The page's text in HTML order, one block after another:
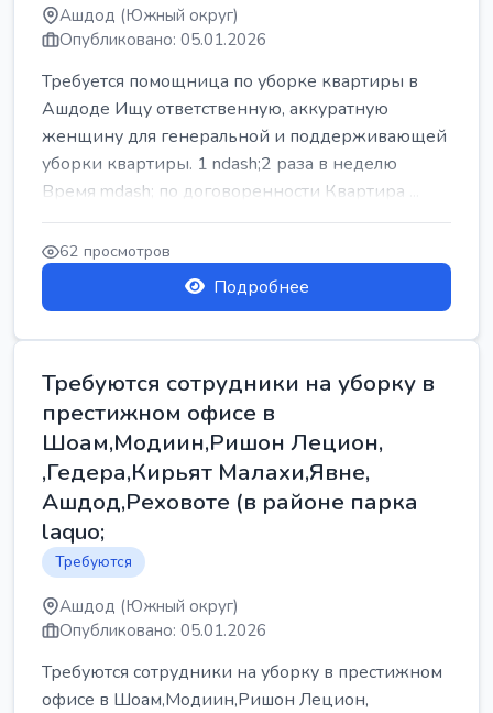
Ашдод (Южный округ)
Опубликовано: 05.01.2026
Требуется помощница по уборке квартиры в
Ашдоде Ищу ответственную, аккуратную
женщину для генеральной и поддерживающей
уборки квартиры. 1 ndash;2 раза в неделю
Время mdash; по договоренности Квартира ...
62 просмотров
Подробнее
Требуются сотрудники на уборку в
престижном офисе в
Шоам,Модиин,Ришон Лецион,
,Гедера,Кирьят Малахи,Явне,
Ашдод,Реховоте (в районе парка
laquo;
Требуются
Ашдод (Южный округ)
Опубликовано: 05.01.2026
Требуются сотрудники на уборку в престижном
офисе в Шоам,Модиин,Ришон Лецион,